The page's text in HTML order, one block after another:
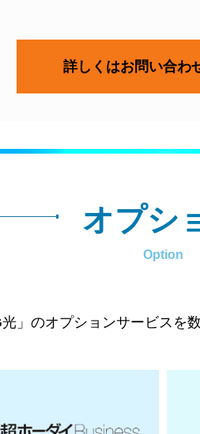
詳しくはお問い合わ
オプシ
Option
光」のオプションサービスを